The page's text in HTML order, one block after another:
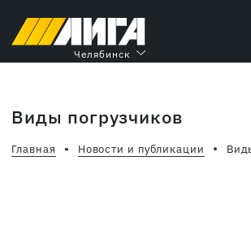
Челябинск
Виды погрузчиков
Главная Новости и публикации